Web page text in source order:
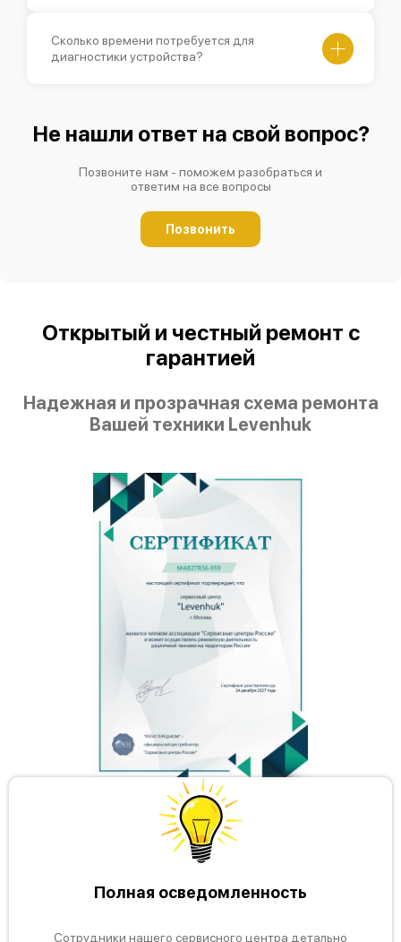
Сколько времени потребуется для
диагностики устройства?
Не нашли ответ на свой вопрос?
Позвоните нам - поможем разобраться и
ответим на все вопросы
Позвонить
Открытый и честный ремонт с
гарантией
Надежная и прозрачная схема ремонта
Вашей техники Levenhuk
Полная осведомленность
Сотрудники нашего сервисного центра детально